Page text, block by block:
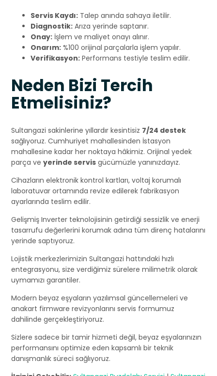
Servis Kaydı: Talep anında sahaya iletilir.
Diagnostik: Arıza yerinde saptanır.
Onay: İşlem ve maliyet onayı alınır.
Onarım: %100 orijinal parçalarla işlem yapılır.
Verifikasyon: Performans testiyle teslim edilir.
Neden Bizi Tercih
Etmelisiniz?
Sultangazi sakinlerine yıllardır kesintisiz 7/24 destek
sağlıyoruz. Cumhuriyet mahallesinden İstasyon
mahallesine kadar her noktaya hâkimiz. Orijinal yedek
parça ve yerinde servis gücümüzle yanınızdayız.
Cihazların elektronik kontrol kartları, voltaj korumalı
laboratuvar ortamında revize edilerek fabrikasyon
ayarlarında teslim edilir.
Gelişmiş Inverter teknolojisinin getirdiği sessizlik ve enerji
tasarrufu değerlerini korumak adına tüm direnç hatalarını
yerinde saptıyoruz.
Lojistik merkezlerimizin Sultangazi hattındaki hızlı
entegrasyonu, size verdiğimiz sürelere milimetrik olarak
uymamızı garantiler.
Modern beyaz eşyaların yazılımsal güncellemeleri ve
anakart firmware revizyonlarını servis formumuz
dahilinde gerçekleştiriyoruz.
Sizlere sadece bir tamir hizmeti değil, beyaz eşyalarınızın
performansını optimize eden kapsamlı bir teknik
danışmanlık süreci sağlıyoruz.